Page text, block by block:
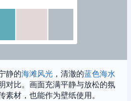
静的海滩风光 ，清澈的蓝色海水
对比。画面充满平静与放松的氛
素材，也能作为壁纸使用。